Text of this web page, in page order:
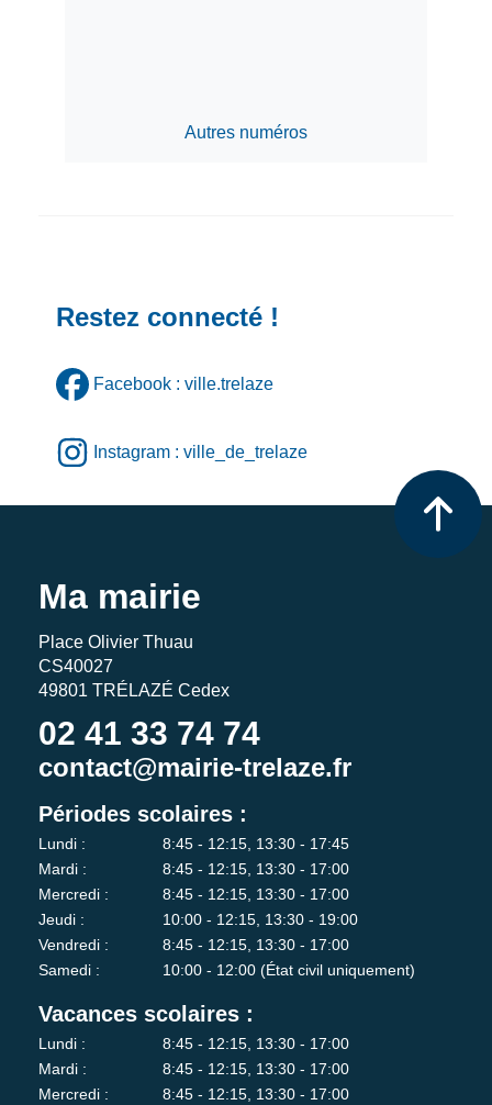
Autres numéros
Restez connecté !
Facebook : ville.trelaze
Instagram : ville_de_trelaze
Ma mairie
Place Olivier Thuau
CS40027
49801 TRÉLAZÉ Cedex
02 41 33 74 74
contact@mairie-trelaze.fr
Périodes scolaires :
Lundi :
8:45 - 12:15, 13:30 - 17:45
Mardi :
8:45 - 12:15, 13:30 - 17:00
Mercredi :
8:45 - 12:15, 13:30 - 17:00
Jeudi :
10:00 - 12:15, 13:30 - 19:00
Vendredi :
8:45 - 12:15, 13:30 - 17:00
Samedi :
10:00 - 12:00 (État civil uniquement)
Vacances scolaires :
Lundi :
8:45 - 12:15, 13:30 - 17:00
Mardi :
8:45 - 12:15, 13:30 - 17:00
Mercredi :
8:45 - 12:15, 13:30 - 17:00